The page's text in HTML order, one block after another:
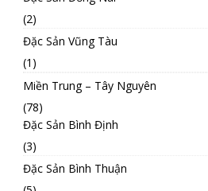
(2)
Đặc Sản Vũng Tàu
(1)
Miền Trung – Tây Nguyên
(78)
Đặc Sản Bình Định
(3)
Đặc Sản Bình Thuận